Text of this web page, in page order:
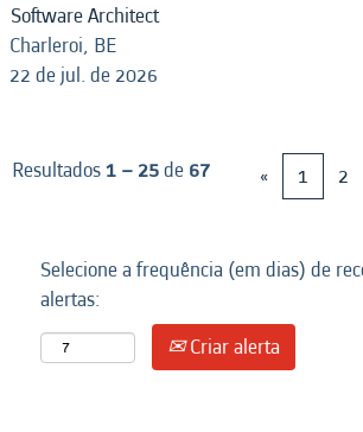
Software Architect
Charleroi, BE
22 de jul. de 2026
Resultados1 – 25de 67 « 1 2
Selecione a frequência (em dias) de
alertas:
Criar alerta